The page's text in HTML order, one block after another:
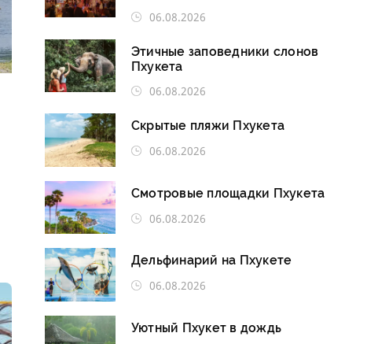
06.08.2026
Этичные заповедники слонов
Пхукета
06.08.2026
Скрытые пляжи Пхукета
06.08.2026
Смотровые площадки Пхукета
06.08.2026
Дельфинарий на Пхукете
06.08.2026
Уютный Пхукет в дождь